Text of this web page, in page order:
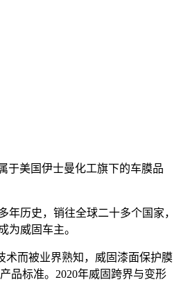
于美国伊士曼化工旗下的车膜品
年历史，销往全球二十多个国家，
为威固车主。
术而被业界熟知，威固漆面保护膜
品标准。2020年威固跨界与变形